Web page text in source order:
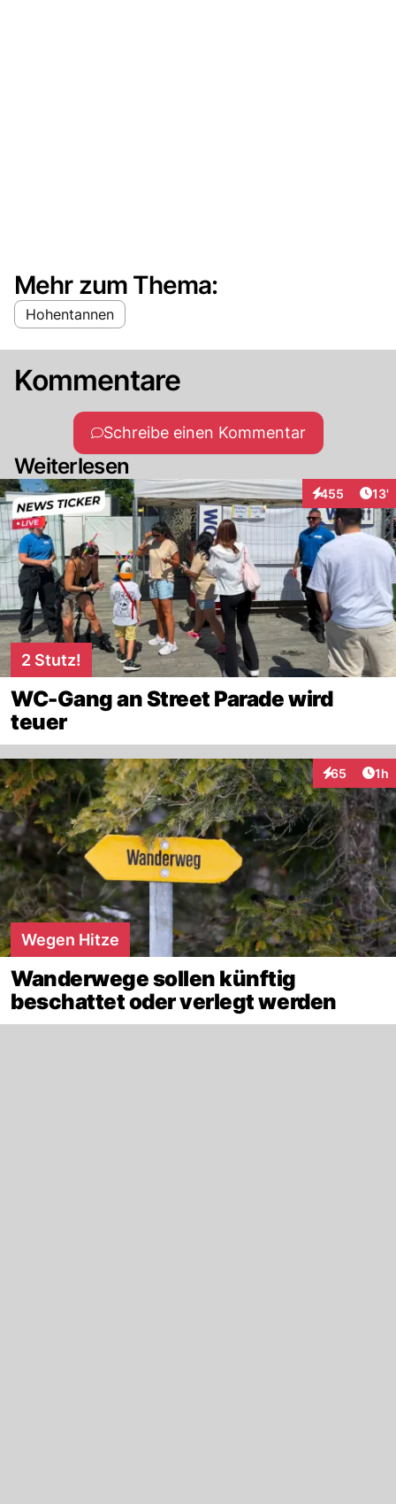
Mehr zum Thema:
Hohentannen
Kommentare
Schreibe einen Kommentar
Weiterlesen
455
Interaktionen
13'
2 Stutz!
WC-Gang an Street Parade wird
teuer
65
Interaktionen
1h
Wegen Hitze
Wanderwege sollen künftig
beschattet oder verlegt werden